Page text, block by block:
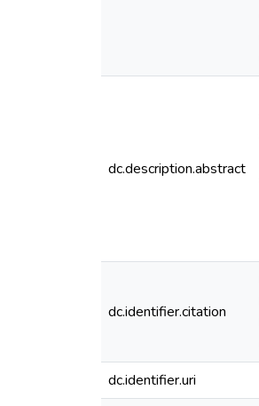
dc.description.abstract
dc.identifier.citation
dc.identifier.uri